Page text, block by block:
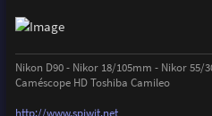
Nikon D90 - Nikor 18/105mm - Nikor 55/
Caméscope HD Toshiba Camileo
http://www.spiwit.net